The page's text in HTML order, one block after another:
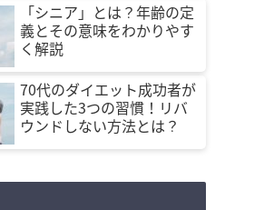
「シニア」とは？年齢の定
義とその意味をわかりやす
く解説
70代のダイエット成功者が
実践した3つの習慣！リバ
ウンドしない方法とは？